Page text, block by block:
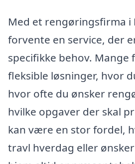
Med et rengøringsfirma i
forvente en service, der
specifikke behov.
fleksible løsninger, hvor
hvor ofte du ønsker
hvilke opgaver der skal
kan være en stor fordel,
travl hverdag eller